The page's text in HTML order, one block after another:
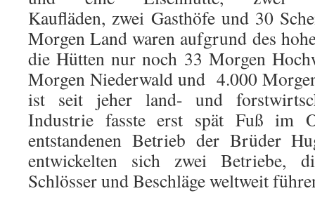
Kaufläden, zwei Gasthöfe und 30
Morgen Land waren aufgrund des
die Hütten nur noch 33 Morgen
Morgen Niederwald und 4.000
ist seit jeher land- und
Industrie fasste erst spät Fuß im
entstandenen Betrieb der Brüder
entwickelten sich zwei Betriebe,
Schlösser und Beschläge weltweit